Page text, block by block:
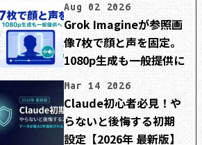
Aug 02 2026
Grok Imagineが参照画
像7枚で顔と声を固定。
1080p生成も一般提供に
Mar 14 2026
Claude初心者必見！や
らないと後悔する初期
設定【2026年 最新版】